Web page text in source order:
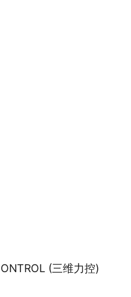
(三维力控)